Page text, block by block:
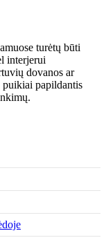
turėtų būti
interjerui
dovanos ar
puikiai papildantis